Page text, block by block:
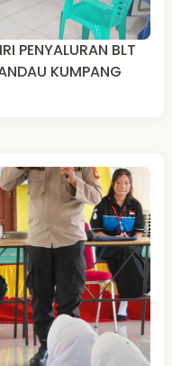
PENYALURAN BLT
KUMPANG